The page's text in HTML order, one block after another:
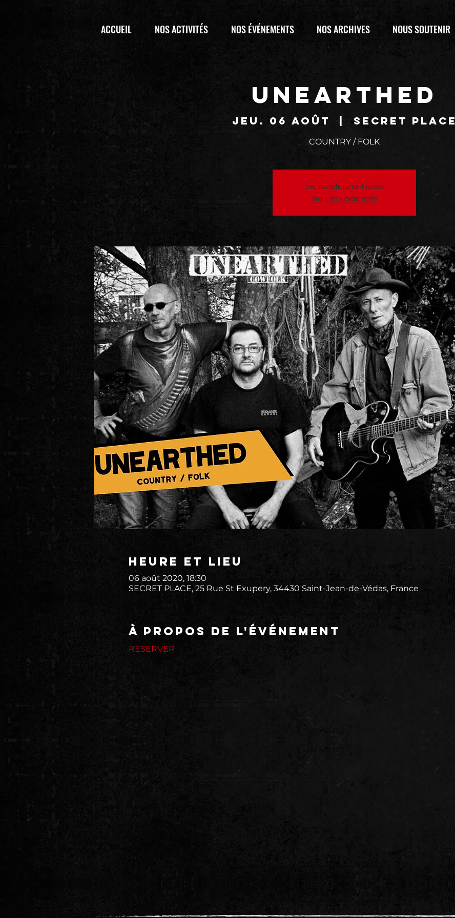
ACCUEIL NOS ACTIVITÉS NOS ÉVÉNEMENTS NOS ARCHIVES NOUS SOUTENIR
UNEARTHED
jeu. 06 août
  |
SECRET PLACE
COUNTRY / FOLK
Les inscriptions sont closes
Voir autres événements
Heure et lieu
06 août 2020, 18:30
SECRET PLACE, 25 Rue St Exupery, 34430 Saint-Jean-de-Védas, France
À propos de l'événement
RESERVER